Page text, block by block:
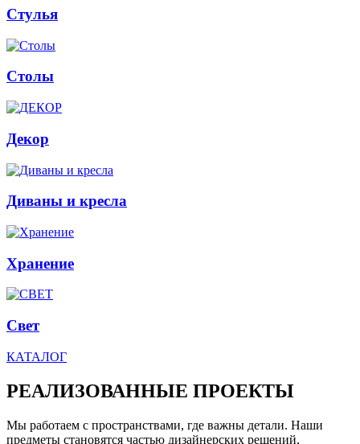
Стулья
Столы
Декор
Диваны и кресла
Хранение
Свет
КАТАЛОГ
РЕАЛИЗОВАННЫЕ ПРОЕКТЫ
Мы работаем с пространствами, где важны детали. Наши
предметы становятся частью дизайнерских решений,